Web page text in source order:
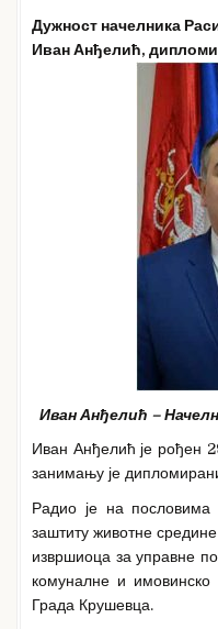
Дужност начелника
Иван Анђелић,
Иван Анђелић –
Иван Анђелић је рођен
занимању је
Радио је на пословима
заштиту животне
извршиоца за управне
комуналне и имовинско
Града Крушевца.